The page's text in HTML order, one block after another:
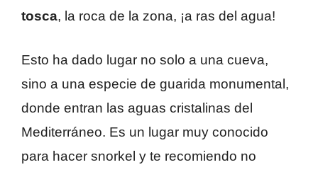
tosca, la roca de la zona, ¡a ras del agua!
Esto ha dado lugar no solo a una cueva,
sino a una especie de guarida monumental,
donde entran las aguas cristalinas del
Mediterráneo. Es un lugar muy conocido
para hacer snorkel y te recomiendo no